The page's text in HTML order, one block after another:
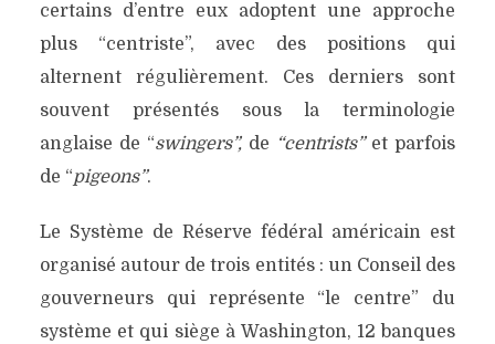
certains d’entre eux adoptent une approche
plus “centriste”, avec des positions qui
alternent régulièrement. Ces derniers sont
souvent présentés sous la terminologie
anglaise de “swingers”,de “centrists”et parfois
de “pigeons”.
Le Système de Réserve fédéral américain est
organisé autour de trois entités : un Conseil des
gouverneurs qui représente “le centre” du
système et qui siège à Washington, 12 banques